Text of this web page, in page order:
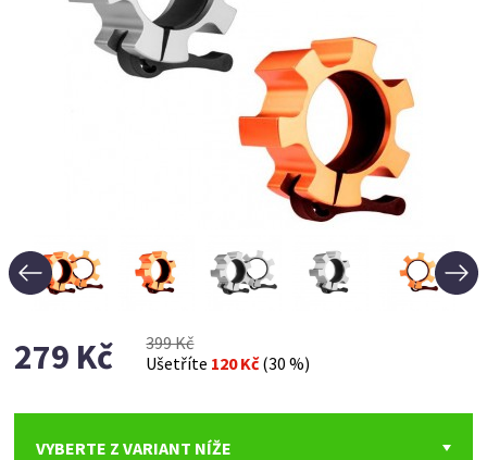
279 Kč
399 Kč
Ušetříte 120 Kč(30 %)
VYBERTE Z VARIANT NÍŽE